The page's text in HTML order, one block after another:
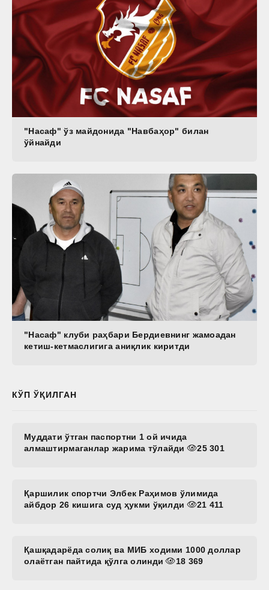
"Насаф" ўз майдонида "Навбаҳор" билан
ўйнайди
"Насаф" клуби раҳбари Бердиевнинг жамоадан
кетиш-кетмаслигига аниқлик киритди
КЎП ЎҚИЛГАН
Муддати ўтган паспортни 1 ой ичида
алмаштирмаганлар жарима тўлайди
25 301
Қаршилик спортчи Элбек Раҳимов ўлимида
айбдор 26 кишига суд ҳукми ўқилди
21 411
Қашқадарёда солиқ ва МИБ ходими 1000 доллар
олаётган пайтида қўлга олинди
18 369